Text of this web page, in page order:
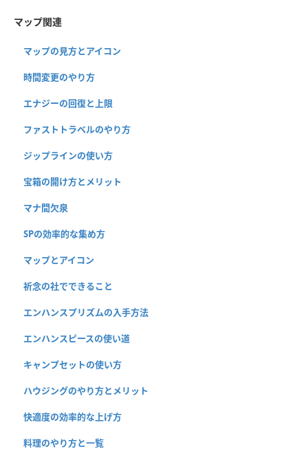
マップ関連
マップの見方とアイコン
時間変更のやり方
エナジーの回復と上限
ファストトラベルのやり方
ジップラインの使い方
宝箱の開け方とメリット
マナ間欠泉
SPの効率的な集め方
マップとアイコン
祈念の社でできること
エンハンスプリズムの入手方法
エンハンスピースの使い道
キャンプセットの使い方
ハウジングのやり方とメリット
快適度の効率的な上げ方
料理のやり方と一覧